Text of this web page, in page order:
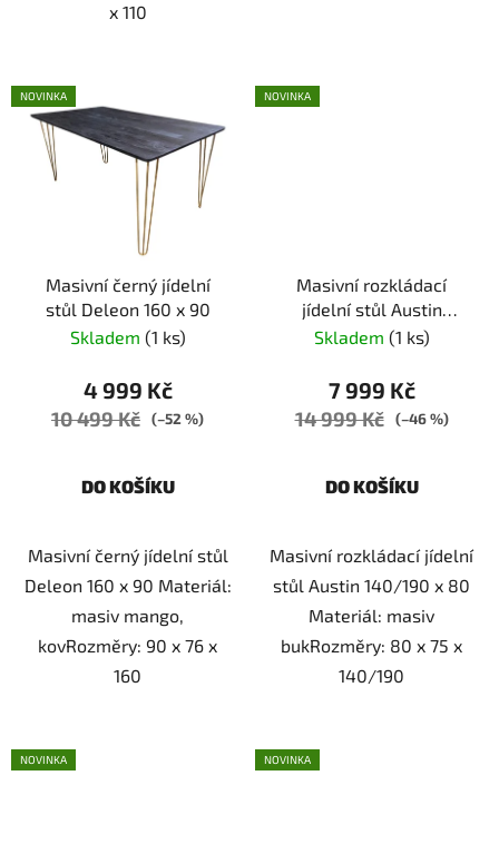
x 110
NOVINKA
Masivní černý jídelní
stůl Deleon 160 x 90
Skladem (1 ks)
4 999 Kč
10 499 Kč (–52 %)
DO KOŠÍKU
Masivní černý jídelní stůl
Deleon 160 x 90 Materiál:
masiv mango,
kovRozměry: 90 x 76 x
160
NOVINKA
Masivní rozkládací
jídelní stůl Austin
140/190 x 80
Skladem (1 ks)
7 999 Kč
14 999 Kč (–46 %)
DO KOŠÍKU
Masivní rozkládací jídelní
stůl Austin 140/190 x 80
Materiál: masiv
bukRozměry: 80 x 75 x
140/190
NOVINKA NOVINKA